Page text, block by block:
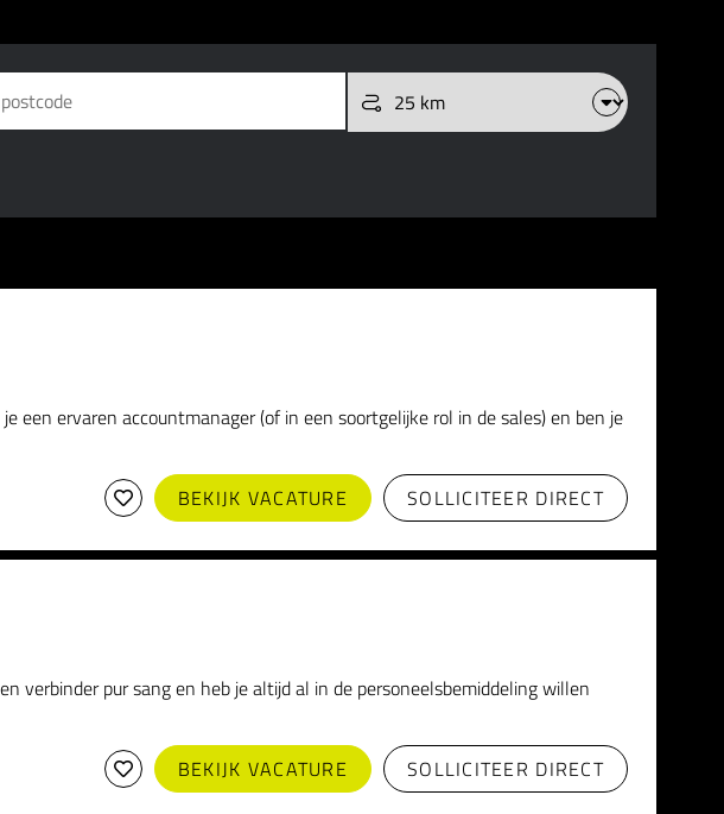
een ervaren accountmanager (of in een soortgelijke rol in de sales) en ben je
BEKIJK VACATURE SOLLICITEER DIRECT
verbinder pur sang en heb je altijd al in de personeelsbemiddeling willen
BEKIJK VACATURE SOLLICITEER DIRECT